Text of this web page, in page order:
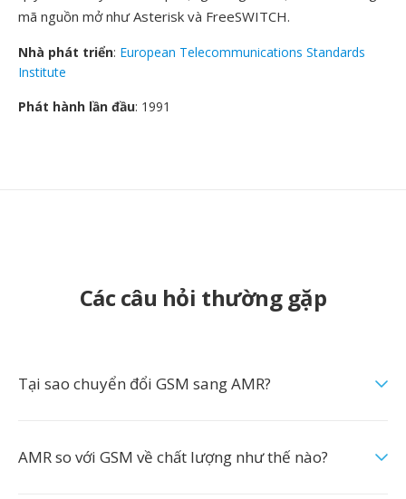
mã nguồn mở như Asterisk và FreeSWITCH.
Nhà phát triển: European Telecommunications Standards
Institute
Phát hành lần đầu: 1991
Các câu hỏi thường gặp
Tại sao chuyển đổi GSM sang AMR?
AMR so với GSM về chất lượng như thế nào?